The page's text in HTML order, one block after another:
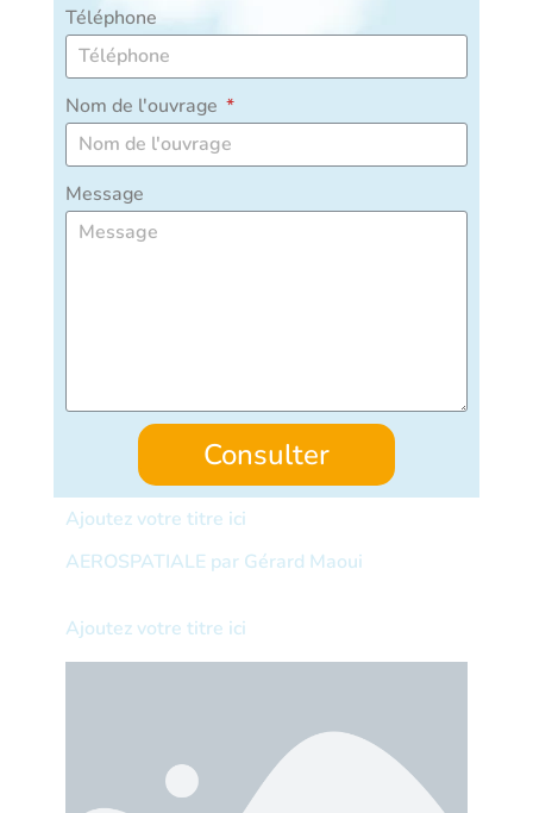
Téléphone
Nom de l'ouvrage
Message
Consulter
Ajoutez votre titre ici
AEROSPATIALE par Gérard Maoui
Ajoutez votre titre ici